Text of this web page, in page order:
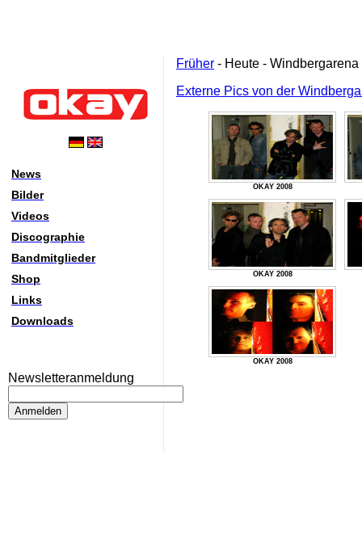
News
Bilder
Videos
Discographie
Bandmitglieder
Shop
Links
Downloads
Newsletteranmeldung
Früher - Heute - Windbergarena
Externe Pics von der
OKAY 2008
OKAY 2008
OKAY 2008